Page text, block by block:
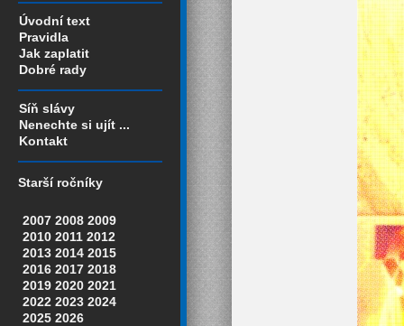
Úvodní text
Pravidla
Jak zaplatit
Dobré rady
Síň slávy
Nenechte si ujít ...
Kontakt
Starší ročníky
2007 2008 2009
2010 2011 2012
2013 2014 2015
2016 2017 2018
2019 2020 2021
2022 2023 2024
2025 2026